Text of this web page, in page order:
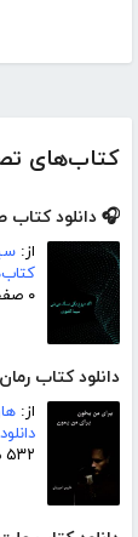
کتاب‌های
🎧 دانلود
از:
۰ صفحه
دانلود کتاب
از:
۵۳۲ صفحه